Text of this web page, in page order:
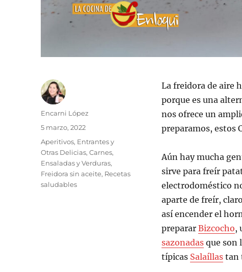
La freidora de aire
porque es una
nos ofrece un
preparamos, estos
Aún hay mucha
sirve para freír
electrodoméstico
aparte de freír,
así encender el
preparar Bizcocho,
sazonadasque son
típicas Salaíllastan
Autor
Encarni López
Publicado
5 marzo, 2022
Categorías
Aperitivos, Entrantes y
Otras Delicias,Carnes,
Ensaladas y Verduras,
Freidora sin aceite, Recetas
saludables